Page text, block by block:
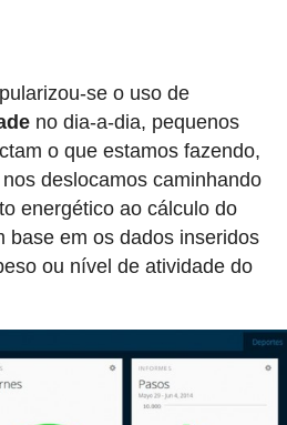
se o uso de
no dia-a-dia, pequenos
o que estamos fazendo,
deslocamos caminhando
energético ao cálculo do
base em os dados inseridos
ou nível de atividade do